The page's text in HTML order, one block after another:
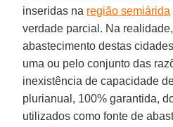
inseridas na região semiárida
verdade parcial. Na
abastecimento destas
uma ou pelo conjunto das
inexistência de capacidade
plurianual, 100% garantida,
utilizados como fonte de